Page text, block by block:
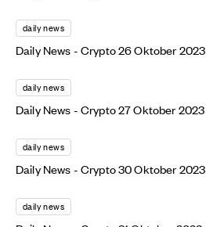
daily news
Daily News - Crypto 26 Oktober 2023
daily news
Daily News - Crypto 27 Oktober 2023
daily news
Daily News - Crypto 30 Oktober 2023
daily news